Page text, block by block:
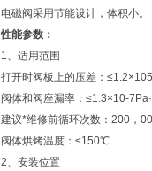
电磁阀采用节能设计，体积小。
性能参数：
1、适用范围
打开时阀板上的压差：
阀体和阀座漏率：≤1.3×10-
建议*维修前循环次数：200，
阀体烘烤温度：≤150℃
2、安装位置